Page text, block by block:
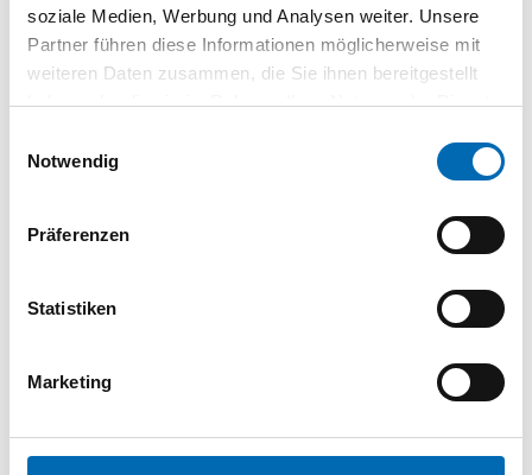
soziale Medien, Werbung und Analysen weiter. Unsere
Partner führen diese Informationen möglicherweise mit
weiteren Daten zusammen, die Sie ihnen bereitgestellt
haben oder die sie im Rahmen Ihrer Nutzung der Dienste
Notwendig
Präferenzen
Statistiken
Marketing
pulverbeschichtet
VPE 1 St.
Designelement,ArciTech,9122912,NL400mm,Stahl
silber pulverbeschichtet
09122916
VPE 1 St.